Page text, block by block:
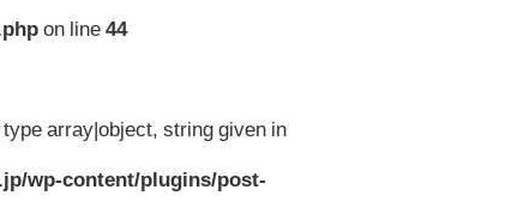
on line44
array|object, string given in
wp-content/plugins/post-